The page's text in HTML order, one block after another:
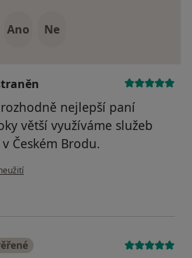
Ano Ne
nejlepší paní
větší využíváme služeb
Českém Brodu.
uživatele Váš účet byl odstraněn